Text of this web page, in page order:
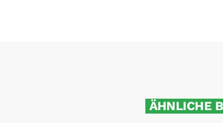
ÄHNLICHE